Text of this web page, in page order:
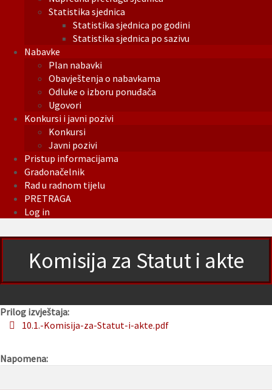
Statistika sjednica
Statistika sjednica po godini
Statistika sjednica po sazivu
Nabavke
Plan nabavki
Obavještenja o nabavkama
Odluke o izboru ponuđača
Ugovori
Konkursi i javni pozivi
Konkursi
Javni pozivi
Pristup informacijama
Gradonačelnik
Rad u radnom tijelu
PRETRAGA
Log in
Komisija za Statut i akte
Prilog izvještaja:
10.1.-Komisija-za-Statut-i-akte.pdf
Napomena: